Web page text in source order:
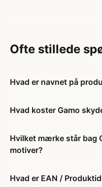
Ofte stillede
Hvad er navnet på
Hvad koster Gamo
Hvilket mærke står bag
motiver?
Hvad er EAN /